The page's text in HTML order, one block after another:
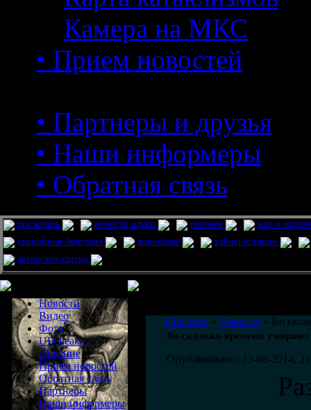
Камера на МКС
• Прием новостей
• Партнеры и друзья
• Наши информеры
• Обратная связь
pro жизнь новости науки человек
нло и
стихийные бедствия
животные
тайны истории
авторские статьи
Новости
Видео
Фото
UFOleaks -
общение
Прием новостей
Обратная связь
Партнеры
Наши информеры
UfoLeaks » Новости » Во
Во сколько времени
Опубликовано: 13-08-2014,